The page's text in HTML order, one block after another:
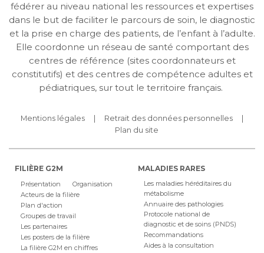
fédérer au niveau national les ressources et expertises
dans le but de faciliter le parcours de soin, le diagnostic
et la prise en charge des patients, de l’enfant à l’adulte.
Elle coordonne un réseau de santé comportant des
centres de référence (sites coordonnateurs et
constitutifs) et des centres de compétence adultes et
pédiatriques, sur tout le territoire français.
Mentions légales
Retrait des données personnelles
Plan du site
FILIÈRE G2M
Présentation
Organisation
Acteurs de la filière
Plan d'action
Groupes de travail
Les partenaires
Les posters de la filière
La filière G2M en chiffres
MALADIES RARES
Les maladies héréditaires du
métabolisme
Annuaire des pathologies
Protocole national de
diagnostic et de soins (PNDS)
Recommandations
Aides à la consultation